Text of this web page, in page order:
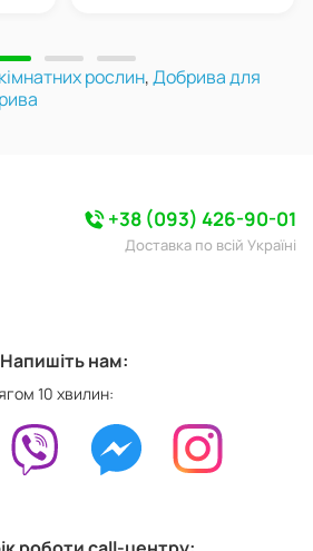
рослин,Добрива для
+38 (093) 426-90-01
Доставка по всій Україні
Напишіть нам:
10 хвилин: